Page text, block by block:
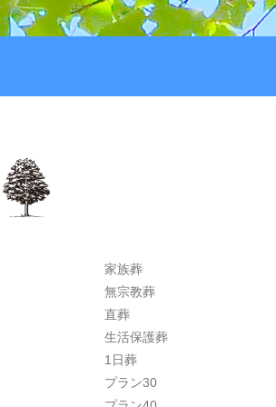
家族葬
無宗教葬
直葬
生活保護葬
1日葬
プラン30